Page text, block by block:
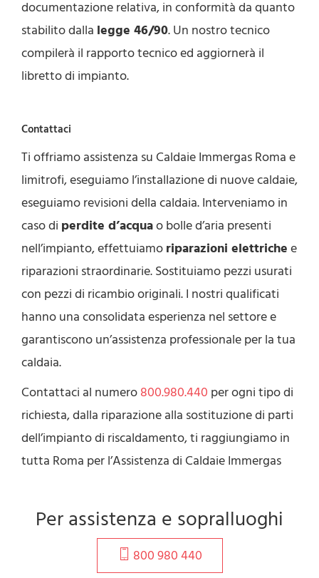
documentazione relativa, in conformità da quanto
stabilito dalla legge 46/90. Un nostro tecnico
compilerà il rapporto tecnico ed aggiornerà il
libretto di impianto.
Contattaci
Ti offriamo assistenza su Caldaie Immergas Roma e
limitrofi, eseguiamo l’installazione di nuove caldaie,
eseguiamo revisioni della caldaia. Interveniamo in
caso di perdite d’acquao bolle d’aria presenti
nell’impianto, effettuiamo riparazioni elettriche e
riparazioni straordinarie. Sostituiamo pezzi usurati
con pezzi di ricambio originali. I nostri qualificati
hanno una consolidata esperienza nel settore e
garantiscono un’assistenza professionale per la tua
caldaia.
Contattaci al numero 800.980.440 per ogni tipo di
richiesta, dalla riparazione alla sostituzione di parti
dell’impianto di riscaldamento, ti raggiungiamo in
tutta Roma per l’Assistenza di Caldaie Immergas
Per assistenza e sopralluoghi
800 980 440